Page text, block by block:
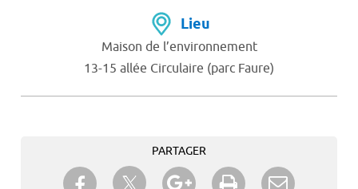
Lieu
Maison de l’environnement
13-15 allée Circulaire (parc Faure)
PARTAGER
Partager sur Facebook
Partager sur TwitterPartager sur Google+
Imprimer